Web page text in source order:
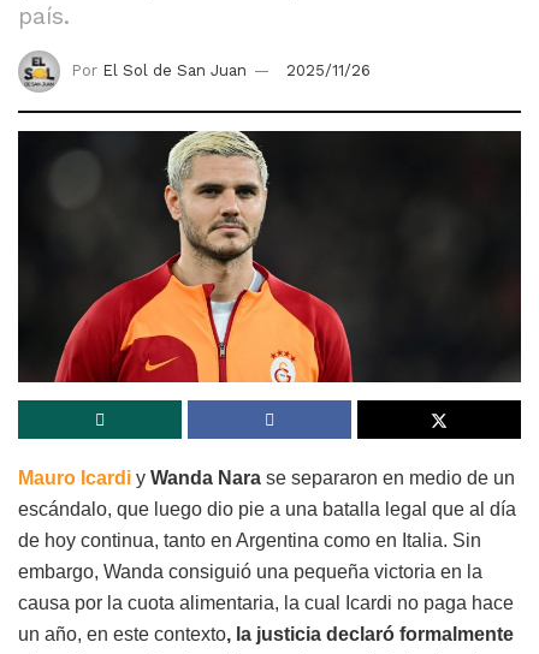
país.
Por El Sol de San Juan 2025/11/26
Mauro Icardi y Wanda Nara se separaron en medio de un
escándalo, que luego dio pie a una batalla legal que al día
de hoy continua, tanto en Argentina como en Italia. Sin
embargo, Wanda consiguió una pequeña victoria en la
causa por la cuota alimentaria, la cual Icardi no paga hace
un año, en este contexto, la justicia declaró formalmente